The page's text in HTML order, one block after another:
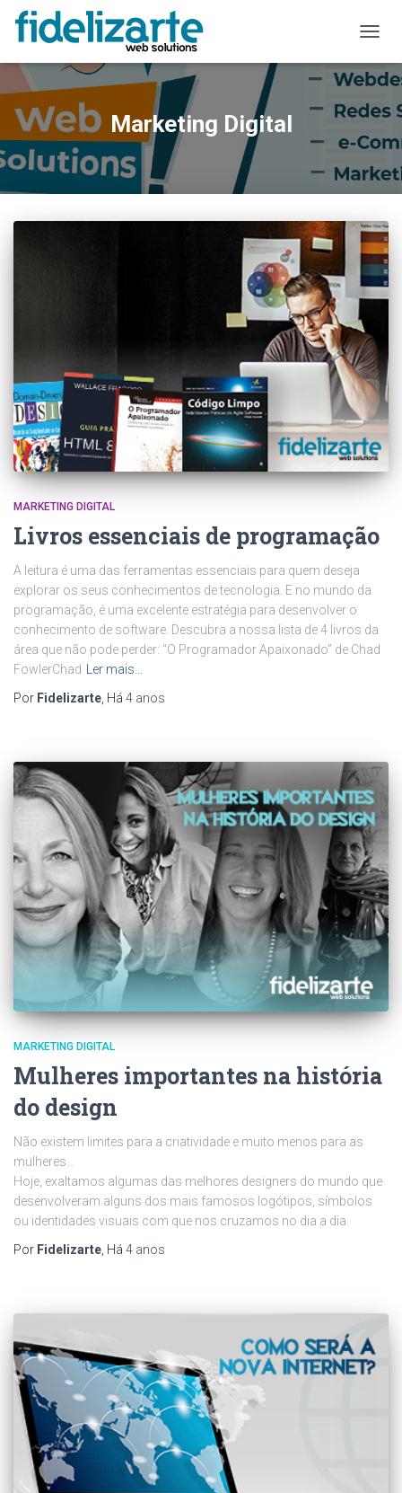
A
Marketing Digital
MARKETING DIGITAL
Livros essenciais de programação
A leitura é uma das ferramentas essenciais para quem deseja
explorar os seus conhecimentos de tecnologia. E no mundo da
programação, é uma excelente estratégia para desenvolver o
conhecimento de software. Descubra a nossa lista de 4 livros da
área que não pode perder: “O Programador Apaixonado” de Chad
FowlerChad
Ler mais…
Por Fidelizarte , Há 4 anos
MARKETING DIGITAL
Mulheres importantes na história
do design
Não existem limites para a criatividade e muito menos para as
mulheres…
Hoje, exaltamos algumas das melhores designers do mundo que
desenvolveram alguns dos mais famosos logótipos, símbolos
ou identidades visuais com que nos cruzamos no dia a dia.
Por Fidelizarte, Há 4 anos